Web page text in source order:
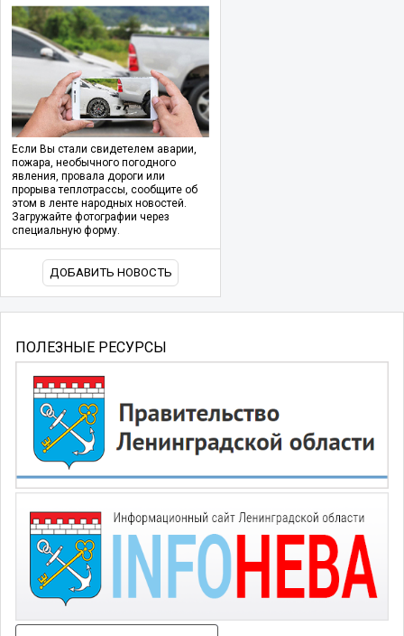
Если Вы стали свидетелем аварии,
пожара, необычного погодного
явления, провала дороги или
прорыва теплотрассы, сообщите об
этом в ленте народных новостей.
Загружайте фотографии через
специальную форму.
ДОБАВИТЬ НОВОСТЬ
ПОЛЕЗНЫЕ РЕСУРСЫ